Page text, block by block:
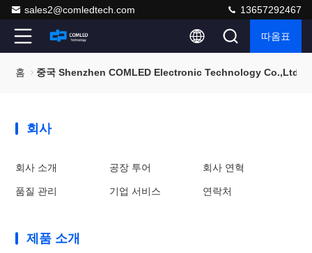
sales2@comledtech.com 13657292467
따옴표
홈 중국 Shenzhen COMLED Electronic Technology Co.,ltd 사
회사
회사 소개 공장 투어 회사 연혁
품질 관리 기업 서비스 연락처
제품 소개